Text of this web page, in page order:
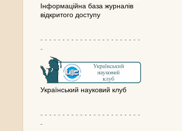
Інформаційна база журналів
відкритого доступу
- - - - - - - - - - - - - - - - - - - - - - -
-
Український науковий клуб
- - - - - - - - - - - - - - - - - - - - - - -
-